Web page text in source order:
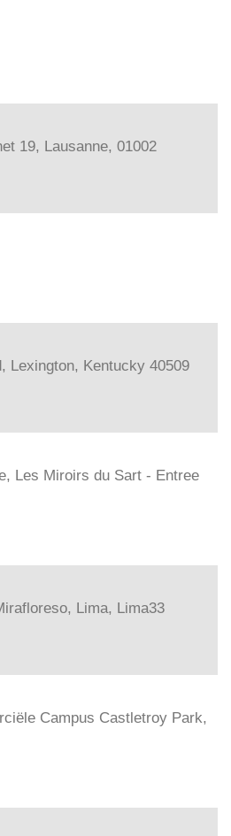
19, Lausanne, 01002
Lexington, Kentucky 40509
Les Miroirs du Sart - Entree
Lima, Lima33
Campus Castletroy Park,